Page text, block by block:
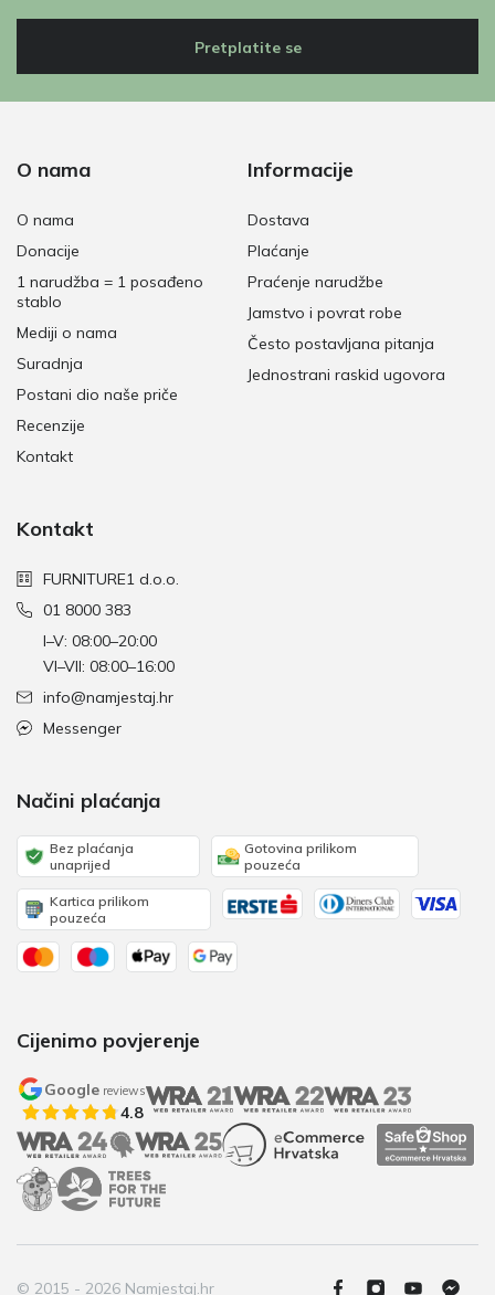
Pretplatite se
O nama
O nama
Donacije
1 narudžba = 1 posađeno
stablo
Mediji o nama
Suradnja
Postani dio naše priče
Recenzije
Kontakt
Informacije
Dostava
Plaćanje
Praćenje narudžbe
Jamstvo i povrat robe
Često postavljana pitanja
Jednostrani raskid ugovora
Kontakt
FURNITURE1 d.o.o.
01 8000 383
I–V: 08:00–20:00
VI–VII: 08:00–16:00
info@namjestaj.hr
Messenger
Načini plaćanja
Bez plaćanja
unaprijed
Gotovina prilikom
pouzeća
Kartica prilikom
pouzeća
Cijenimo povjerenje
Google reviews
4.8
© 2015 - 2026 Namjestaj.hr